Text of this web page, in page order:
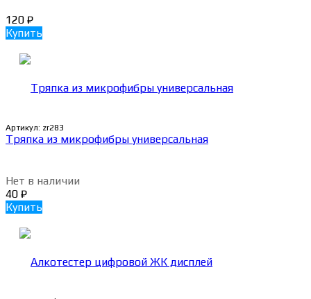
120 ₽
Купить
Артикул: zr283
Тряпка из микрофибры универсальная
Нет в наличии
40 ₽
Купить